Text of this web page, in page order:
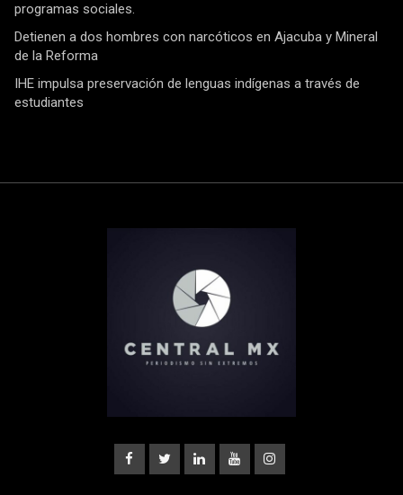
programas sociales.
Detienen a dos hombres con narcóticos en Ajacuba y Mineral
de la Reforma
IHE impulsa preservación de lenguas indígenas a través de
estudiantes